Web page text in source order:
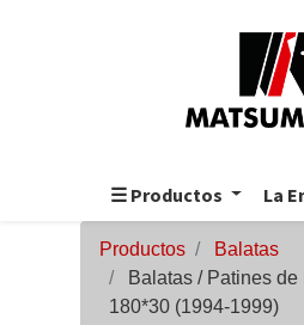
☰ Productos La
Productos
Balatas
Balatas / Patines
180*30 (1994-1999)